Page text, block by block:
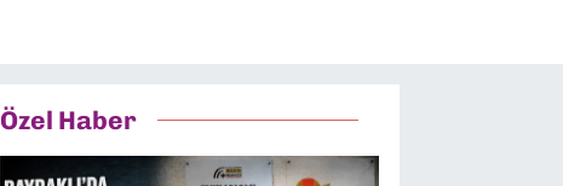
Özel Haber